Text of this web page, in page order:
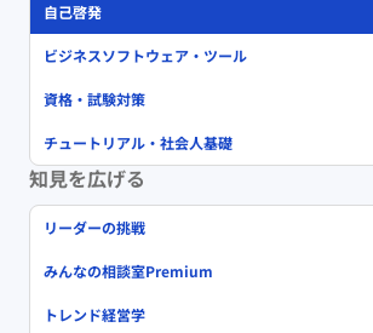
自己啓発
ビジネスソフトウェア・ツール
資格・試験対策
チュートリアル・社会人基礎
知見を広げる
リーダーの挑戦
みんなの相談室Premium
トレンド経営学